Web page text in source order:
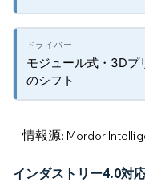
モジュール式・3Dプ
のシフト
情報源: Mordor
インダストリー4.0対